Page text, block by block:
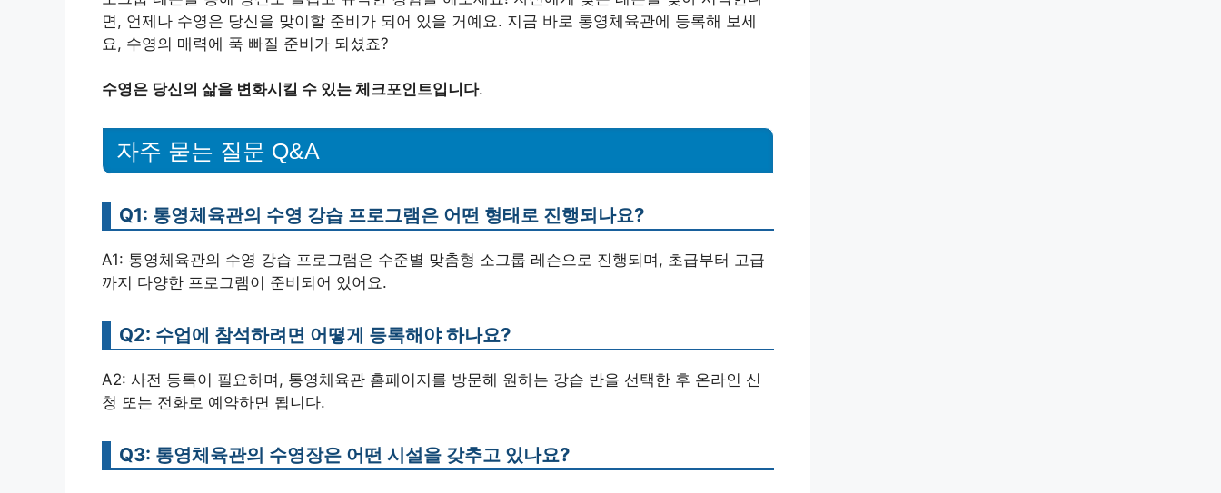
면, 언제나 수영은 당신을 맞이할 준비가 되어 있을 거예요. 지금 바로 통영체육관에 등록해 보세
요, 수영의 매력에 푹 빠질 준비가 되셨죠?
수영은 당신의 삶을 변화시킬 수 있는 체크포인트입니다.
자주 묻는 질문 Q&A
Q1: 통영체육관의 수영 강습 프로그램은 어떤 형태로 진행되나요?
A1: 통영체육관의 수영 강습 프로그램은 수준별 맞춤형 소그룹 레슨으로 진행되며, 초급부터 고급
까지 다양한 프로그램이 준비되어 있어요.
Q2: 수업에 참석하려면 어떻게 등록해야 하나요?
A2: 사전 등록이 필요하며, 통영체육관 홈페이지를 방문해 원하는 강습 반을 선택한 후 온라인 신
청 또는 전화로 예약하면 됩니다.
Q3: 통영체육관의 수영장은 어떤 시설을 갖추고 있나요?